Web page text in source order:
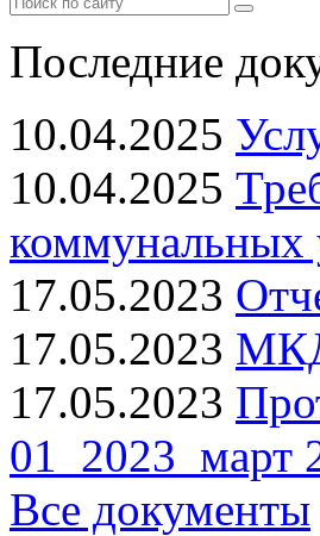
Последние
10.04.2025
10.04.2025
коммунальных
17.05.2023
17.05.2023
17.05.2023
01_2023_март
Все документы